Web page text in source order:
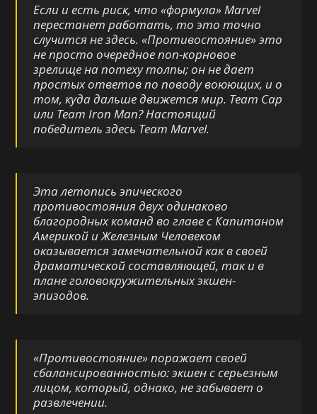
Если и есть риск, что «формула» Marvel
перестанет работать, то это точно
случится не здесь. «Противостояние» это
не просто очередное поп-корновое
зрелище на потеху толпы; он не дает
простых ответов по поводу воюющих, и о
том, куда дальше движется мир. Team Cap
или Team Iron Man? Настоящий
победитель здесь Team Marvel.
Эта летопись эпического
противостояния двух одинаково
благородных команд во главе с Капитаном
Америкой и Железным Человеком
оказывается замечательной как в своей
драматической составляющей, так и в
плане головокружительных экшен-
эпизодов.
«Противостояние» поражает своей
сбалансированностью: экшен с серьезным
лицом, который, однако, не забывает о
развлечении.